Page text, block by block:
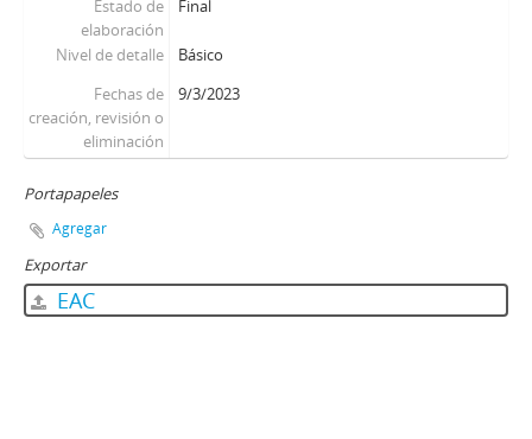
Estado de
elaboración
Final
Nivel de detalle
Básico
Fechas de
creación, revisión o
eliminación
9/3/2023
Portapapeles
Agregar
Exportar
EAC